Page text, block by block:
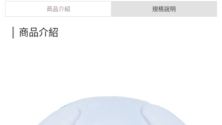
商品介紹 規格說明
商品介紹